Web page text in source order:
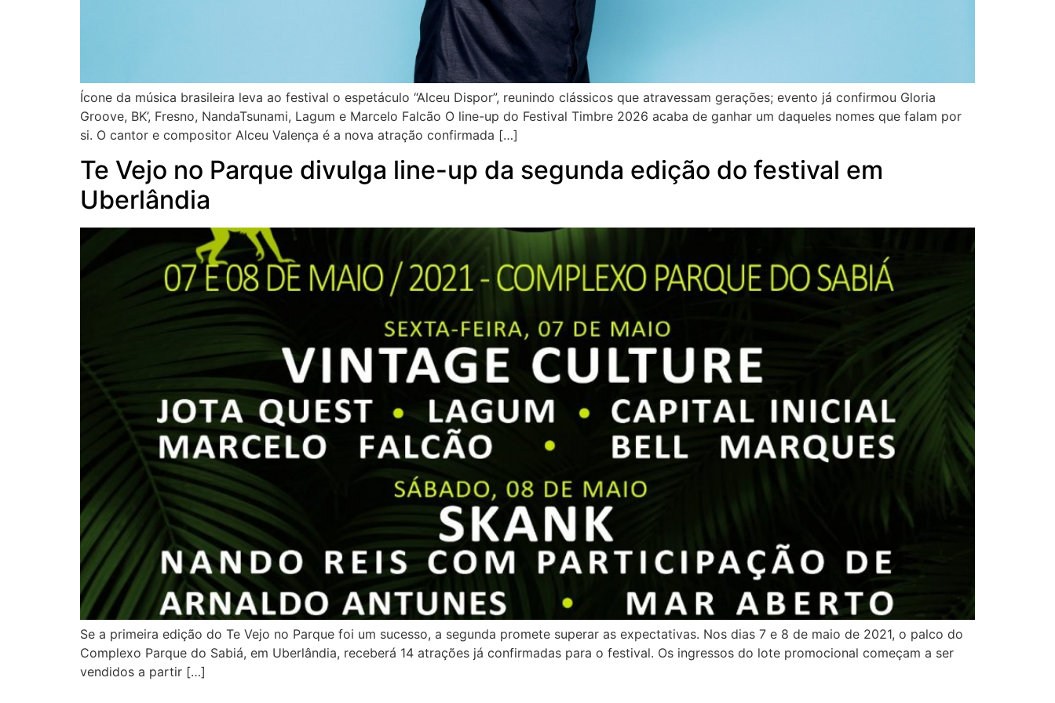
Ícone da música brasileira leva ao festival o espetáculo “Alceu Dispor”, reunindo clássicos que atravessam gerações; evento já confirmou Gloria
Groove, BK’, Fresno, NandaTsunami, Lagum e Marcelo Falcão O line-up do Festival Timbre 2026 acaba de ganhar um daqueles nomes que falam por
si. O cantor e compositor Alceu Valença é a nova atração confirmada […]
Te Vejo no Parque divulga line-up da segunda edição do festival em
Uberlândia
Se a primeira edição do Te Vejo no Parque foi um sucesso, a segunda promete superar as expectativas. Nos dias 7 e 8 de maio de 2021, o palco do
Complexo Parque do Sabiá, em Uberlândia, receberá 14 atrações já confirmadas para o festival. Os ingressos do lote promocional começam a ser
vendidos a partir […]